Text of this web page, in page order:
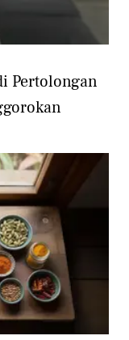
Pertolongan